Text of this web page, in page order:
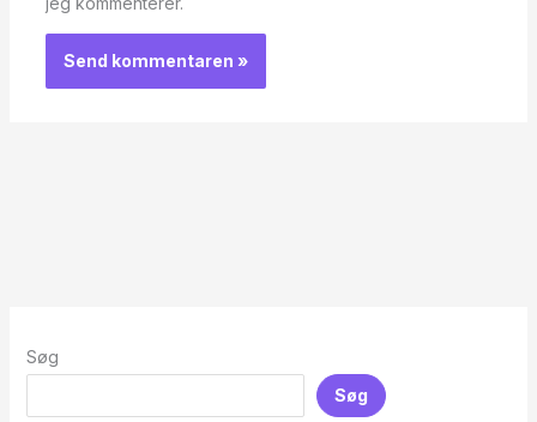
Søg
Søg